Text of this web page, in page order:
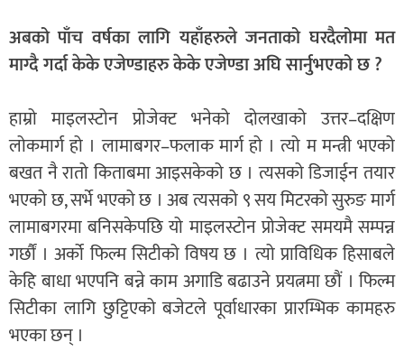
अबको पाँच वर्षका लागि यहाँहरुले जनताको घरदैलोमा मत
माग्दै गर्दा केके एजेण्डाहरु केके एजेण्डा अघि सार्नुभएको छ ?
हाम्रो माइलस्टोन प्रोजेक्ट भनेको दोलखाको उत्तर–दक्षिण
लोकमार्ग हो । लामाबगर–फलाक मार्ग हो । त्यो म मन्त्री भएको
बखत नै रातो किताबमा आइसकेको छ । त्यसको डिजाईन तयार
भएको छ, सर्भे भएको छ । अब त्यसको ९ सय मिटरको सुरुङ मार्ग
लामाबगरमा बनिसकेपछि यो माइलस्टोन प्रोजेक्ट समयमै सम्पन्न
गर्छौं । अर्को फिल्म सिटीको विषय छ । त्यो प्राविधिक हिसाबले
केहि बाधा भएपनि बन्ने काम अगाडि बढाउने प्रयत्नमा छौं । फिल्म
सिटीका लागि छुट्टिएको बजेटले पूर्वाधारका प्रारम्भिक कामहरु
भएका छन् ।